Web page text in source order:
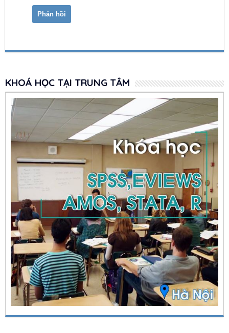
KHOÁ HỌC TẠI TRUNG TÂM